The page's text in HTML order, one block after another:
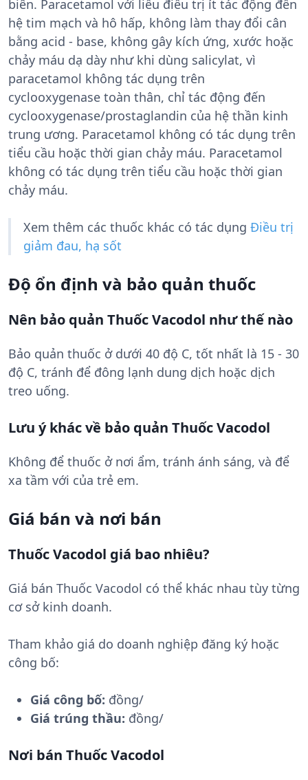
biên. Paracetamol với liều điều trị ít tác động đến
hệ tim mạch và hô hấp, không làm thay đổi cân
bằng acid - base, không gây kích ứng, xước hoặc
chảy máu dạ dày như khi dùng salicylat, vì
paracetamol không tác dụng trên
cyclooxygenase toàn thân, chỉ tác động đến
cyclooxygenase/prostaglandin của hệ thần kinh
trung ương. Paracetamol không có tác dụng trên
tiểu cầu hoặc thời gian chảy máu. Paracetamol
không có tác dụng trên tiểu cầu hoặc thời gian
chảy máu.
Xem thêm các thuốc khác có tác dụng Điều trị
giảm đau, hạ sốt
Độ ổn định và bảo quản thuốc
Nên bảo quản Thuốc Vacodol như thế nào
Bảo quản thuốc ở dưới 40 độ C, tốt nhất là 15 - 30
độ C, tránh để đông lạnh dung dịch hoặc dịch
treo uống.
Lưu ý khác về bảo quản Thuốc Vacodol
Không để thuốc ở nơi ẩm, tránh ánh sáng, và để
xa tầm với của trẻ em.
Giá bán và nơi bán
Thuốc Vacodol giá bao nhiêu?
Giá bán Thuốc Vacodol có thể khác nhau tùy từng
cơ sở kinh doanh.
Tham khảo giá do doanh nghiệp đăng ký hoặc
công bố:
Giá công bố: đồng/
Giá trúng thầu: đồng/
Nơi bán Thuốc Vacodol